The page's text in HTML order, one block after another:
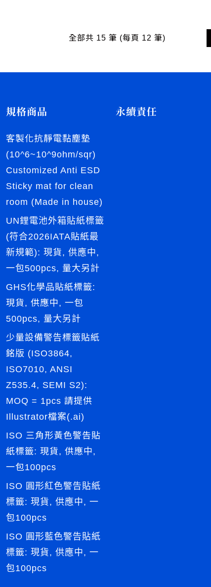
全部共 15 筆 (每頁 12 筆)
規格商品
客製化抗靜電黏塵墊
(10^6~10^9ohm/sqr)
Customized Anti ESD
Sticky mat for clean
room (Made in house)
UN鋰電池外箱貼紙標籤
(符合2026IATA貼紙最
新規範): 現貨, 供應中,
一包500pcs, 量大另計
GHS化學品貼紙標籤:
現貨, 供應中, 一包
500pcs, 量大另計
少量設備警告標籤貼紙
銘版 (ISO3864,
ISO7010, ANSI
Z535.4, SEMI S2):
MOQ = 1pcs 請提供
Illustrator檔案(.ai)
ISO 三角形黃色警告貼
紙標籤: 現貨, 供應中,
一包100pcs
ISO 圓形紅色警告貼紙
標籤: 現貨, 供應中, 一
包100pcs
ISO 圓形藍色警告貼紙
標籤: 現貨, 供應中, 一
包100pcs
永續責任